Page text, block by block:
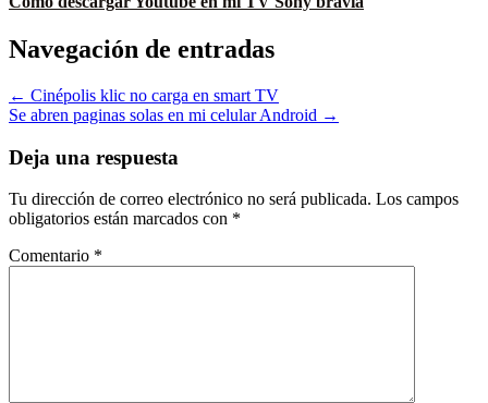
Navegación de entradas
← Cinépolis klic no carga en smart TV
Se abren paginas solas en mi celular Android →
Deja una respuesta
Tu dirección de correo electrónico no será publicada. Los campos
obligatorios están marcados con *
Comentario *